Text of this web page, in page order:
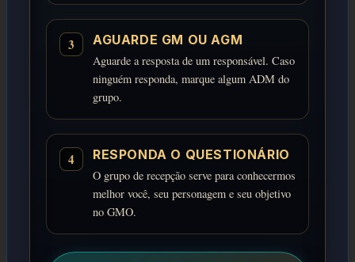
3 AGUARDE GM OU AGM
Aguarde a resposta de um responsável. Caso
ninguém responda, marque algum ADM do
grupo.
4 RESPONDA O QUESTIONÁRIO
O grupo de recepção serve para conhecermos
melhor você, seu personagem e seu objetivo
no GMO.